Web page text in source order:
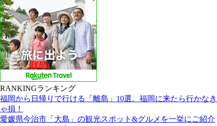
RANKINGランキング
福岡から日帰りで行ける「離島」10選。福岡に来たら行かなき
ゃ損！
愛媛県今治市「大島」の観光スポット&グルメを一挙にご紹介